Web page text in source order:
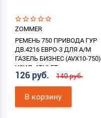
ZOMMER
РЕМЕНЬ 750 ПРИВОДА ГУР
ДВ.4216 ЕВРО-3 ДЛЯ А/М
ГАЗЕЛЬ БИЗНЕС (AVX10-750)
УСИЛ. ATHLET
126 руб. 140 руб.
В корзину